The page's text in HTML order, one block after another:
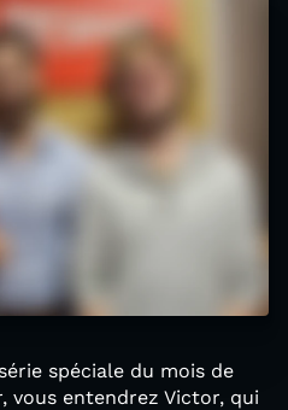
spéciale du mois de
vous entendrez Victor, qui